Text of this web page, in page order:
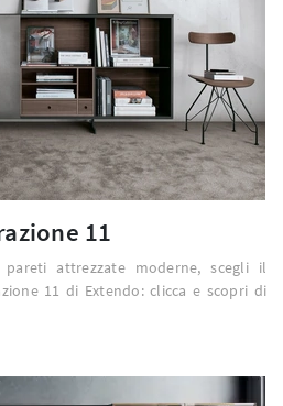
11
attrezzate moderne, scegli il
11 di Extendo: clicca e scopri di